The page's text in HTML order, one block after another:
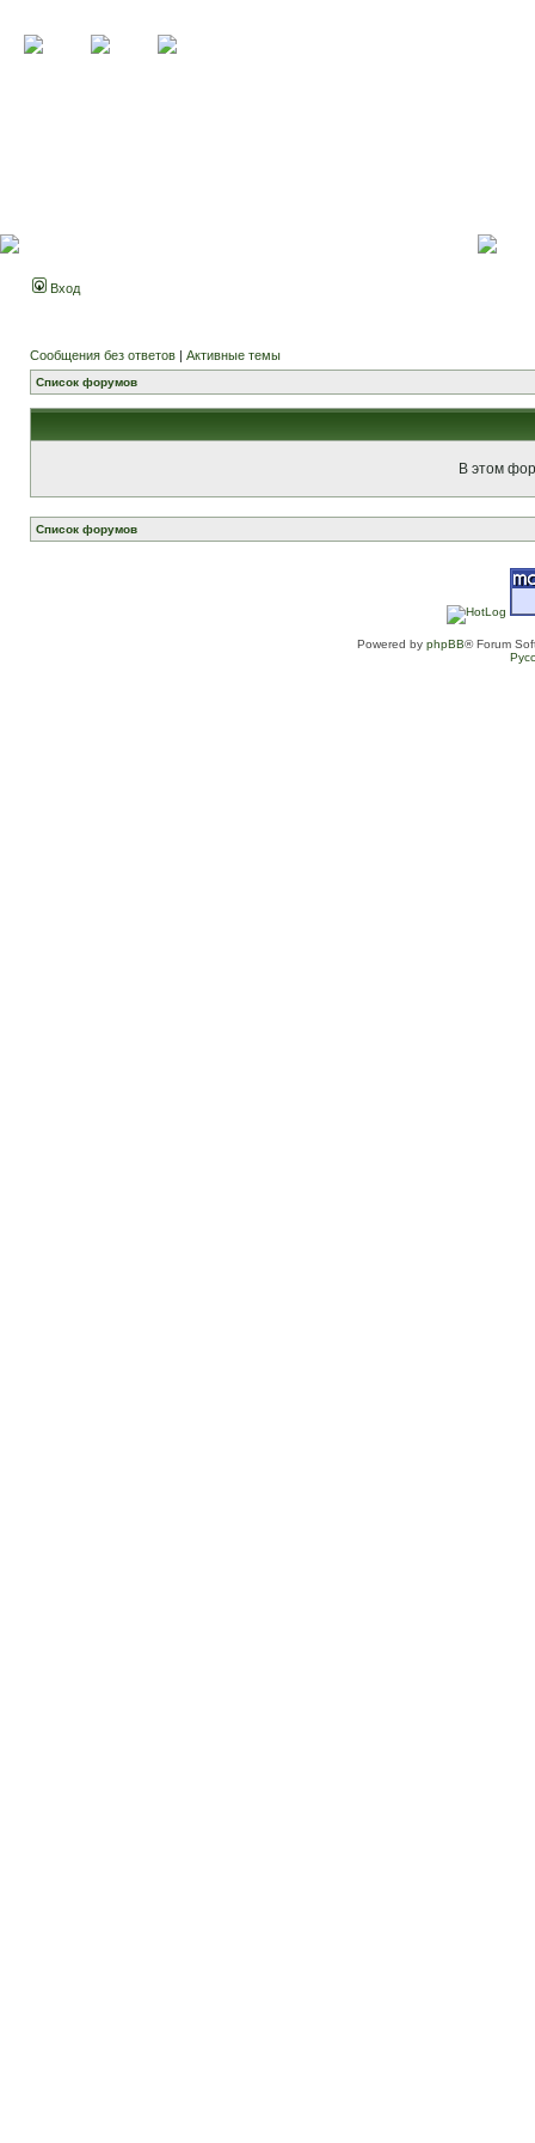
Вход
Сообщения без ответов | Активные темы
Список форумов
В этом
Список форумов
Powered by phpBB® Forum